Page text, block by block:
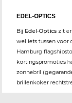
EDEL-OPTICS
Bij Edel-Optics zit
wel iets tussen voor
Hamburg
kortingspromoties
zonnebril
brillenkoker